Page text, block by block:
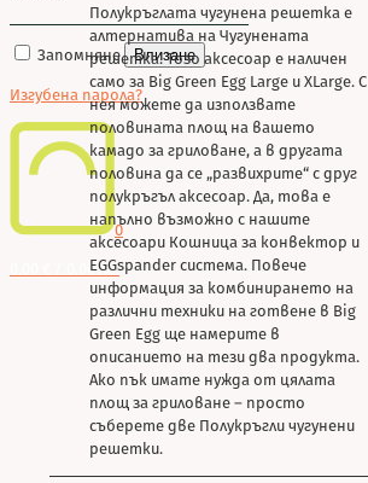
Запомняне Влизане
Изгубена парола?
0
0.00 € / 0.00 лв.
Полукръглата чугунена решетка е
алтернатива на Чугунената
решетка. Тозо аксесоар е наличен
само за Big Green Egg Large и XLarge. С
нея можете да използвате
половината площ на вашето
камадо за гриловане, а в другата
половина да се „развихрите“ с друг
полукръгъл аксесоар. Да, това е
напълно възможно с нашите
аксесоари Кошница за конвектор и
EGGspander система. Повече
информация за комбинирането на
различни техники на готвене в Big
Green Egg ще намерите в
описанието на тези два продукта.
Ако пък имате нужда от цялата
площ за гриловане – просто
съберете две Полукръгли чугунени
решетки.